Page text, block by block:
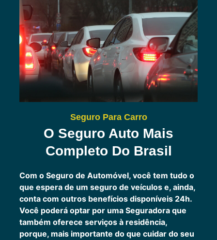
Seguro Para Carro
O Seguro Auto Mais
Completo Do Brasil
Com o Seguro de Automóvel, você tem tudo o
que espera de um seguro de veículos e, ainda,
conta com outros benefícios disponíveis 24h.
Você poderá optar por uma Seguradora que
também oferece serviços à residência,
porque, mais importante do que cuidar do seu